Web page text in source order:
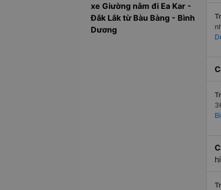
xe Giường nằm đi Ea Kar -
Đắk Lắk từ Bàu Bàng - Bình
Dương